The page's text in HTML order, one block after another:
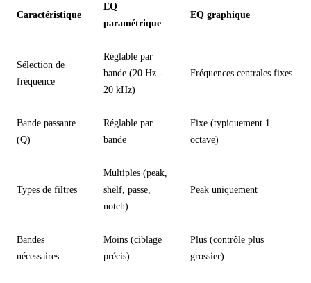
Caractéristique
EQ
paramétrique
EQ graphique
Sélection de
fréquence
Réglable par
bande (20 Hz -
20 kHz)
Fréquences centrales fixes
Bande passante
(Q)
Réglable par
bande
Fixe (typiquement 1
octave)
Types de filtres
Multiples (peak,
shelf, passe,
notch)
Peak uniquement
Bandes
nécessaires
Moins (ciblage
précis)
Plus (contrôle plus
grossier)